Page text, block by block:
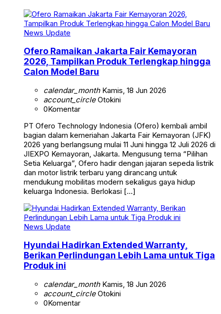
News Update
Ofero Ramaikan Jakarta Fair Kemayoran
2026, Tampilkan Produk Terlengkap hingga
Calon Model Baru
calendar_monthKamis, 18 Jun 2026
account_circleOtokini
0Komentar
PT Ofero Technology Indonesia (Ofero) kembali ambil
bagian dalam kemeriahan Jakarta Fair Kemayoran (JFK)
2026 yang berlangsung mulai 11 Juni hingga 12 Juli 2026 di
JIEXPO Kemayoran, Jakarta. Mengusung tema “Pilihan
Setia Keluarga”, Ofero hadir dengan jajaran sepeda listrik
dan motor listrik terbaru yang dirancang untuk
mendukung mobilitas modern sekaligus gaya hidup
keluarga Indonesia. Berlokasi […]
News Update
Hyundai Hadirkan Extended Warranty,
Berikan Perlindungan Lebih Lama untuk Tiga
Produk ini
calendar_monthKamis, 18 Jun 2026
account_circleOtokini
0Komentar